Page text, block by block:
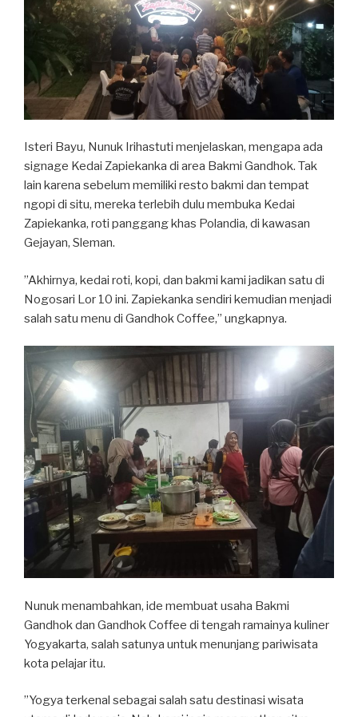
Isteri Bayu, Nunuk Irihastuti menjelaskan, mengapa ada
signage Kedai Zapiekanka di area Bakmi Gandhok. Tak
lain karena sebelum memiliki resto bakmi dan tempat
ngopi di situ, mereka terlebih dulu membuka Kedai
Zapiekanka, roti panggang khas Polandia, di kawasan
Gejayan, Sleman.
”Akhirnya, kedai roti, kopi, dan bakmi kami jadikan satu di
Nogosari Lor 10 ini. Zapiekanka sendiri kemudian menjadi
salah satu menu di Gandhok Coffee,” ungkapnya.
Nunuk menambahkan, ide membuat usaha Bakmi
Gandhok dan Gandhok Coffee di tengah ramainya kuliner
Yogyakarta, salah satunya untuk menunjang pariwisata
kota pelajar itu.
”Yogya terkenal sebagai salah satu destinasi wisata